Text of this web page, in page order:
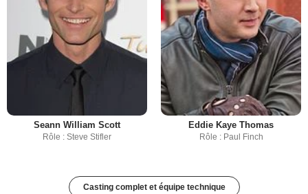
Seann William Scott
Rôle : Steve Stifler
Eddie Kaye Thomas
Rôle : Paul Finch
Casting complet et équipe technique